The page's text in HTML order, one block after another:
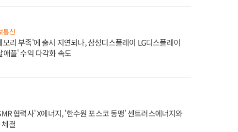
통신
리 부족'에 출시 지연되나, 삼성디스플레이 LG디스플레이
애플' 수익 다각화 속도
협력사' X에너지, '한수원 포스코 동맹' 센트러스에너지와
결